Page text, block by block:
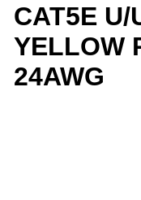
CAT5E U/
YELLOW
24AWG